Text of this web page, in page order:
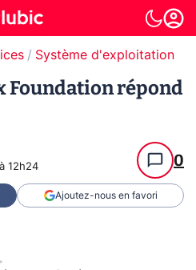
Système d'exploitation
Foundation répond
12h24 0
Ajoutez-nous en favori